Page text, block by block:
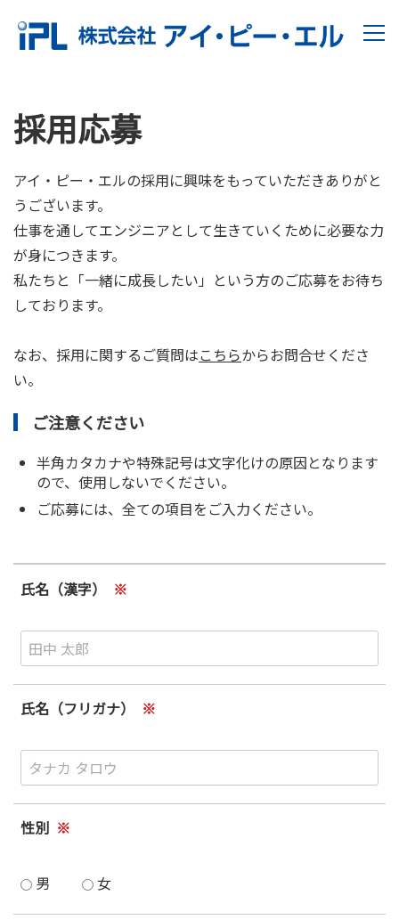
採用応募
アイ・ピー・エルの採用に興味をもっていただきありがと
うございます。
仕事を通してエンジニアとして生きていくために必要な力
が身につきます。
私たちと「一緒に成長したい」という方のご応募をお待ち
しております。
なお、採用に関するご質問はこちらからお問合せくださ
い。
ご注意ください
半角カタカナや特殊記号は文字化けの原因となります
ので、使用しないでください。
ご応募には、全ての項目をご入力ください。
氏名（漢字） ※
氏名（フリガナ） ※
性別 ※
男 女